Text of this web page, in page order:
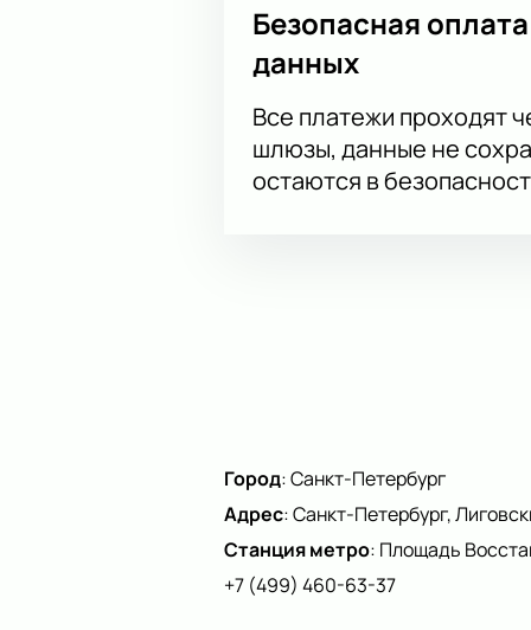
Безопасная
данных
Все платежи проходят
шлюзы, данные не
остаются в
Город:Санкт-Петербург
Адрес:Санкт-Петербург,
Станция метро: Площадь
+7 (499) 460-63-37